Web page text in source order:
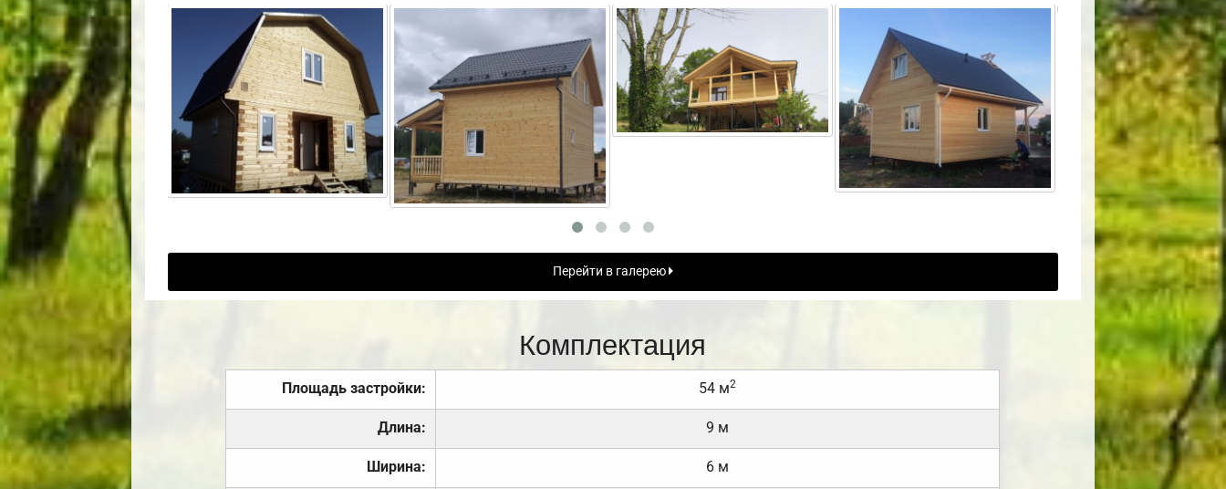
Перейти в галерею
Комплектация
Площадь застройки: 54 м2
Длина: 9 м
Ширина: 6 м